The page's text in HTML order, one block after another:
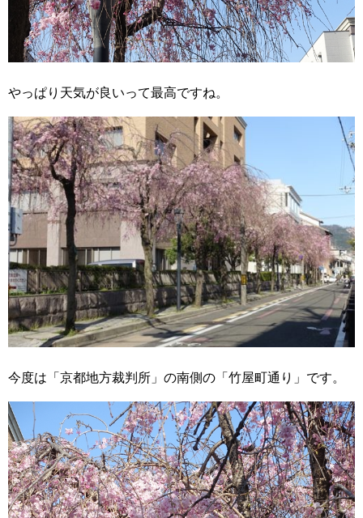
やっぱり天気が良いって最高ですね。
今度は「京都地方裁判所」の南側の「竹屋町通り」です。